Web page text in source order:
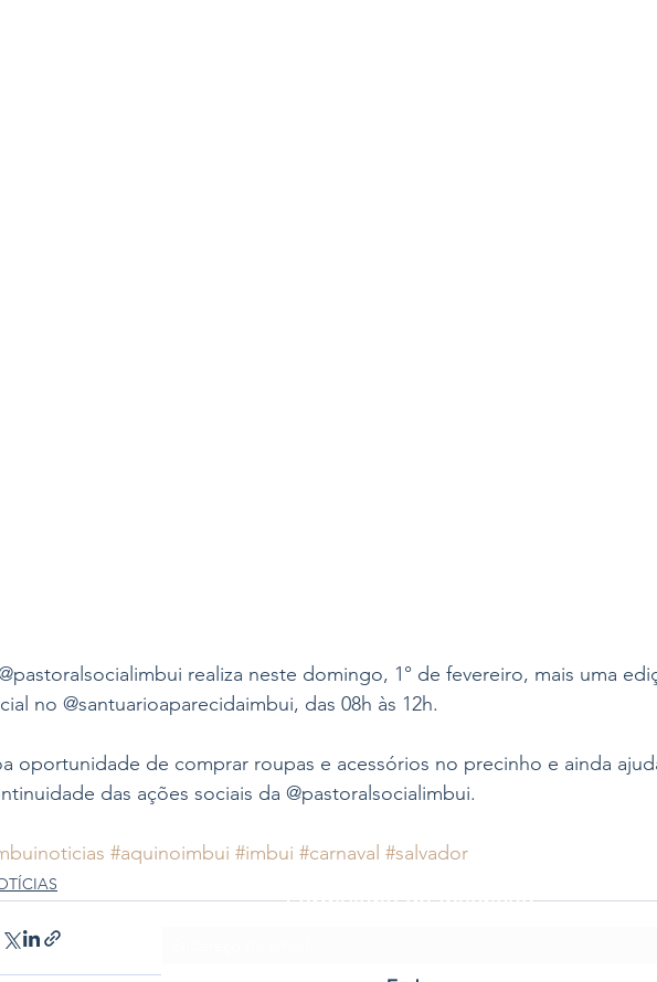
realiza neste domingo, 1° de fevereiro, mais uma
no @santuarioaparecidaimbui, das 08h às 12h.
oportunidade de comprar roupas e acessórios no precinho e ainda
das ações sociais da @pastoralsocialimbui.
#aquinoimbui #imbui #carnaval #salvador
Formulário de Inscrição